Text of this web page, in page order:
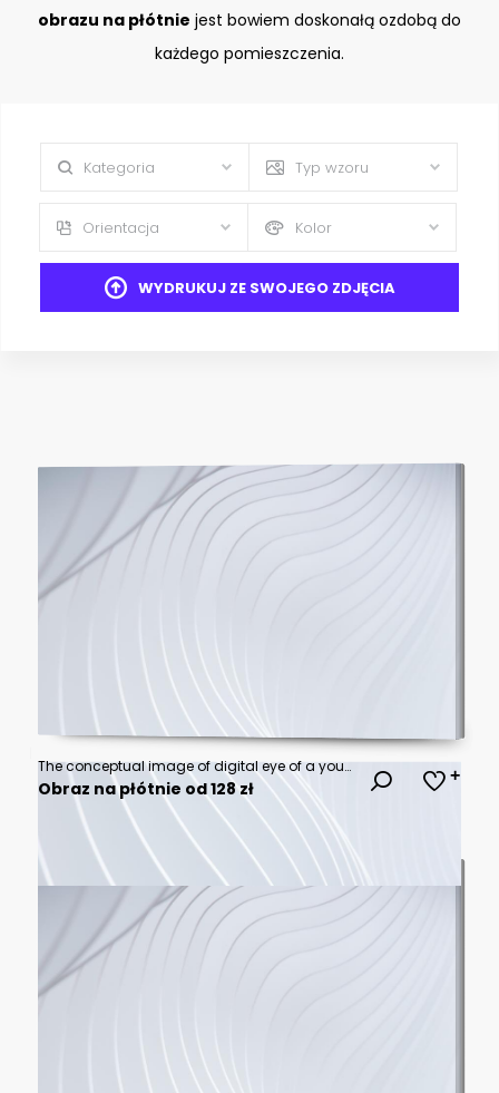
obrazu na płótnie jest bowiem doskonałą ozdobą do
każdego pomieszczenia.
Kategoria Typ wzoru
Orientacja Kolor
WYDRUKUJ ZE SWOJEGO ZDJĘCIA
The conceptual image of digital eye of a young man and eoman
Obraz na płótnie od 128 zł